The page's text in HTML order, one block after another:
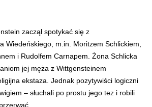
zaczął spotykać się z
Wiedeńskiego, m.in. Moritzem Schlickiem,
i Rudolfem Carnapem. Żona Schlicka
jej męża z Wittgensteinem
ekstaza. Jednak pozytywiści logiczni
– słuchali po prostu jego tez i robili